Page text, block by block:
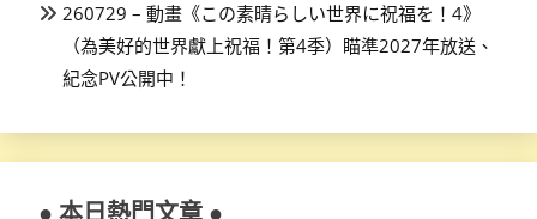
260729 – 動畫《この素晴らしい世界に祝福を！4》
（為美好的世界獻上祝福！第4季）瞄準2027年放送、
紀念PV公開中！